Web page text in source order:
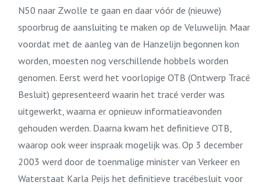
N50 naar Zwolle te gaan en daar vóór de (nieuwe)
spoorbrug de aansluiting te maken op de Veluwelijn. Maar
voordat met de aanleg van de Hanzelijn begonnen kon
worden, moesten nog verschillende hobbels worden
genomen. Eerst werd het voorlopige OTB (Ontwerp Tracé
Besluit) gepresenteerd waarin het tracé verder was
uitgewerkt, waarna er opnieuw informatieavonden
gehouden werden. Daarna kwam het definitieve OTB,
waarop ook weer inspraak mogelijk was. Op 3 december
2003 werd door de toenmalige minister van Verkeer en
Waterstaat Karla Peijs het definitieve tracébesluit voor